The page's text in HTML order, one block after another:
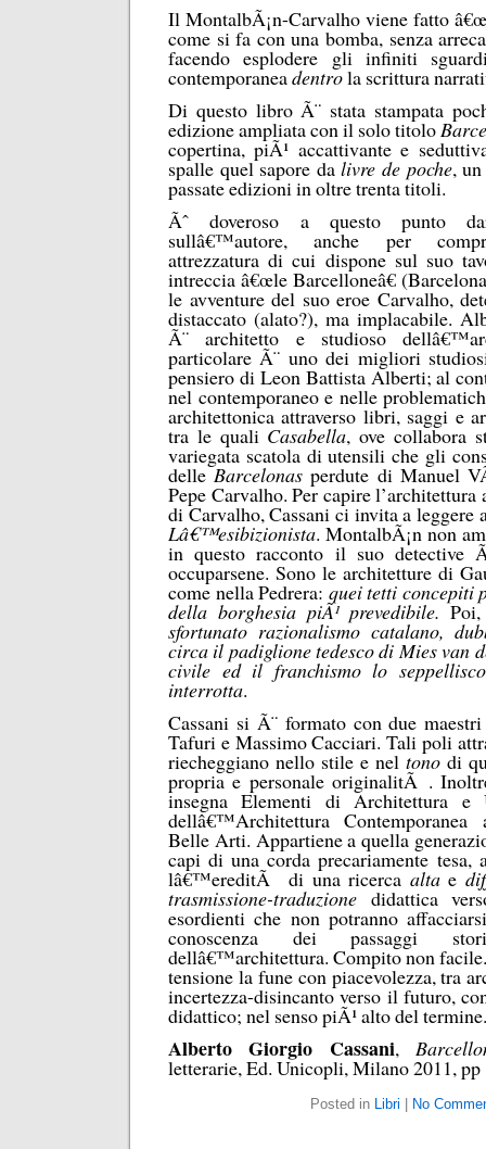
Il MontalbÃ¡n-Carvalho viene fatto
come si fa con una bomba, senza
facendo esplodere gli infiniti
contemporaneadentrola scrittura
Di questo libro Ã¨ stata stampata
edizione ampliata con il solo titolo
copertina, piÃ¹ accattivante e
spalle quel sapore dalivre de poche,
passate edizioni in oltre trenta titoli.
Ãˆ doveroso a questo punto
sullâ€™autore, anche per
attrezzatura di cui dispone sul suo
intreccia â€œle Barcelloneâ€
le avventure del suo eroe Carvalho,
distaccato (alato?), ma implacabile.
Ã¨ architetto e studioso
particolare Ã¨ uno dei migliori
pensiero di Leon Battista Alberti; al
nel contemporaneo e nelle
architettonica attraverso libri, saggi e
tra le quali Casabella, ove collabora
variegata scatola di utensili che gli
delleBarcelonas perdute di Manuel
Pepe Carvalho. Per capire
di Carvalho, Cassani ci invita a leggere
Lâ€™esibizionista. MontalbÃ¡n non
in questo racconto il suo detective
occuparsene. Sono le architetture di
come nella Pedrera: quei tetti concepiti
della borghesia piÃ¹ prevedibile.
sfortunato razionalismo catalano,
circa il padiglione tedesco di Mies van
civile ed il franchismo lo
interrotta.
Cassani si Ã¨ formato con due
Tafuri e Massimo Cacciari. Tali poli
riecheggiano nello stile e nel tono di
propria e personale originalitÃ .
insegna Elementi di Architettura e
dellâ€™Architettura
Belle Arti. Appartiene a quella
capi di una corda precariamente
lâ€™ereditÃ di una ricerca altae
trasmissione-traduzione didattica
esordienti che non potranno
conoscenza dei passaggi
dellâ€™architettura. Compito non
tensione la fune con piacevolezza, tra
incertezza-disincanto verso il futuro,
didattico; nel senso piÃ¹ alto del termine.
Alberto Giorgio Cassani,
letterarie, Ed. Unicopli, Milano 2011, pp
Posted in Libri No